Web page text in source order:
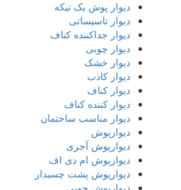
دیوار پوش یک تیکه
دیوار تاسیساتی
دیوار جداکننده کناف
دیوار چوبی
دیوار خشک
دیوار کاذب
دیوار کناف
دیوار کننده کناف
دیوار مناسب ساختمان
دیوارپوش
دیوارپوش آجری
دیوارپوش ام دی اف
دیوارپوش پشت چسبدار
دیوارپوش چوبی